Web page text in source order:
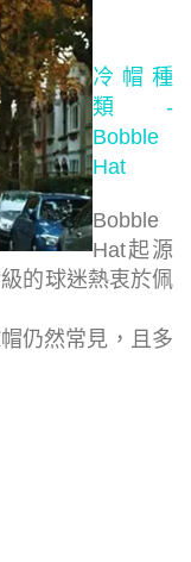
冷帽種
類 -
Bobble
Hat
Bobble
Hat起源
的球迷熱衷於佩
仍然常見，且多